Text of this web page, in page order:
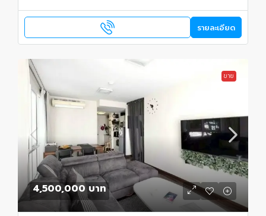
รายละเอียด
ขาย
4,500,000 บาท